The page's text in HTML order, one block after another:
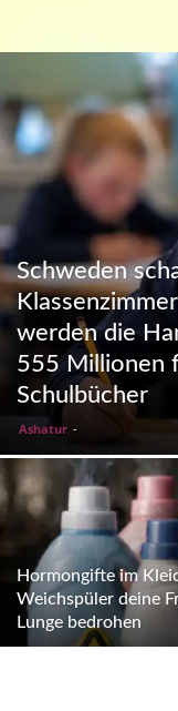
Schweden
werden die
555 Millionen
Schulbücher
Ashatur -
Hormongifte im
Weichspüler deine
Lunge bedrohen